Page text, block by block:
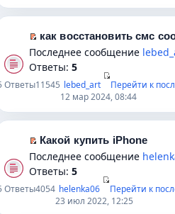
к
е
р
в
о
у
е
п
р
о
е
т
и
р
как восстановить смс
Последнее сообщение
Ответы: 5
Ответы11545 lebed_art
Перейти к
12 мар 2024, 08:44
е
Какой купить iPhone
Последнее сообщение
Ответы: 5
Ответы4054 helenka06
Перейти к
23 июл 2022, 12:25